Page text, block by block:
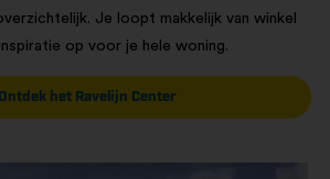
Je loopt makkelijk van winkel
op voor je hele woning.
Ontdek het Ravelijn Center